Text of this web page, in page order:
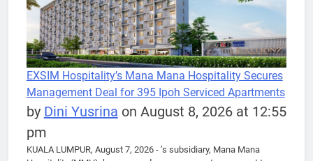
EXSIM Hospitality’s Mana Mana Hospitality Secures
Management Deal for 395 Ipoh Serviced Apartments
by Dini Yusrina on August 8, 2026 at 12:55
pm
KUALA LUMPUR, August 7, 2026 - ’s subsidiary, Mana Mana